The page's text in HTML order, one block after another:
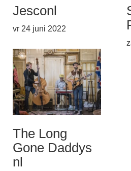
Jesconl
vr 24 juni 2022
The Long
Gone Daddys
nl